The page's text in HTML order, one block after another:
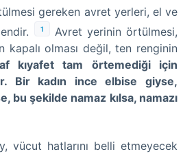
gereken avret yerleri, el ve
1
Avret yerinin örtülmesi,
kapalı olması değil, ten renginin
kıyafet tam örtemediği için
Bir kadın ince elbise giyse,
bu şekilde namaz kılsa, namazı
vücut hatlarını belli etmeyecek